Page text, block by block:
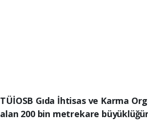
TÜİOSB Gıda İhtisas ve Karma
alan 200 bin metrekare